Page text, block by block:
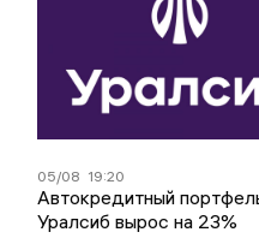
05/08 19:20
Автокредитный
Уралсиб вырос на 23%